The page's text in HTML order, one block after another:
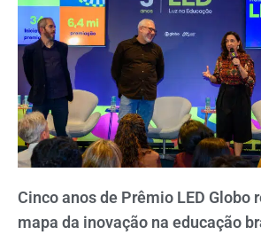
Cinco anos de Prêmio LED Globo
mapa da inovação na educação